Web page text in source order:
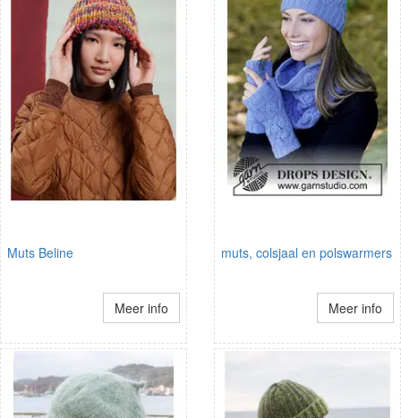
Muts Beline
Meer info
muts, colsjaal en polswarmers
Meer info